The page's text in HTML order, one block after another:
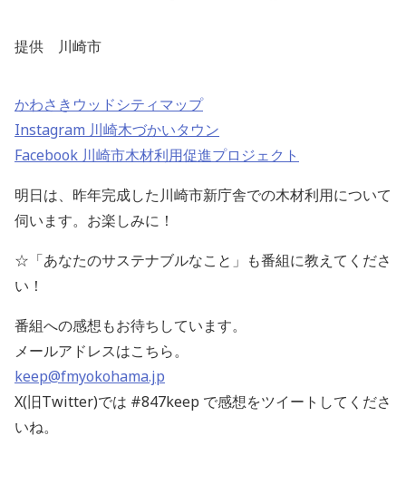
提供 川崎市
かわさきウッドシティマップ
Instagram 川崎木づかいタウン
Facebook 川崎市木材利用促進プロジェクト
明日は、昨年完成した川崎市新庁舎での木材利用について
伺います。お楽しみに！
☆「あなたのサステナブルなこと」も番組に教えてくださ
い！
番組への感想もお待ちしています。
メールアドレスはこちら。
keep@fmyokohama.jp
X(旧Twitter)では #847keep で感想をツイートしてくださ
いね。